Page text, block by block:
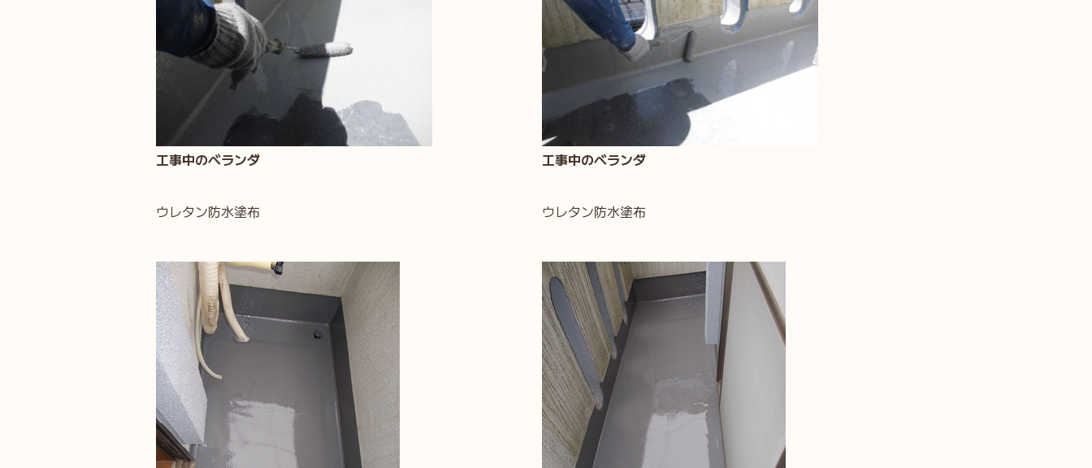
工事中のベランダ
ウレタン防水塗布
工事中のベランダ
ウレタン防水塗布